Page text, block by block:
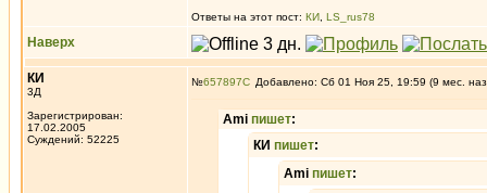
Ответы на этот пост: КИ LS_rus78
Наверх
КИ
3Д
Зарегистрирован:
17.02.2005
Суждений: 52225
№657897 Добавлено: Сб 01 Ноя 25, 19:59 (9 мес.
Ami пишет:
КИ пишет:
Ami пишет: